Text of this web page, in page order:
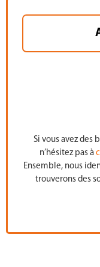
Si vous avez des
n’hésitez pas à
Ensemble, nous
trouverons des